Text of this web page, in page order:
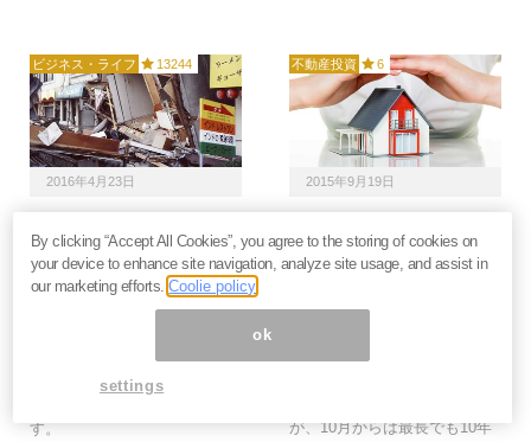
ビジネス・ライフ 13244
2016年4月23日
遭遇する確率」を計算す
る方法＝吉田繁治
地震はいつも突然です。現在
うな予知はできません。活断
層型や海溝型の発生確率で、
す。
不動産投資 6
2015年9月19日
不動産投資家には2つの
隠れたメリットも＝姫野
が、10月からは最長でも10年
By clicking “Accept All Cookies”, you agree to the storing of cookies on
your device to enhance site navigation, analyze site usage, and assist in
our marketing efforts.Coolie policy
ok
settings